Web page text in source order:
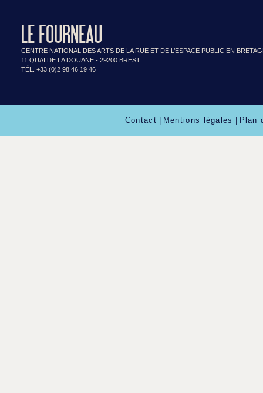
LE FOURNEAU
CENTRE NATIONAL DES ARTS DE LA RUE ET DE L’ESPACE PUBLIC EN
11 QUAI DE LA DOUANE - 29200 BREST
TÉL. +33 (0)2 98 46 19 46
Contact Mentions légales Plan